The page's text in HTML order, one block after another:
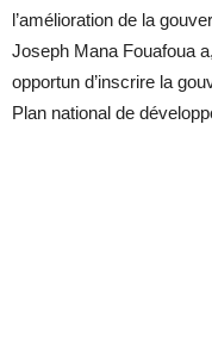
l’amélioration de la
Joseph Mana Fouafoua
opportun d’inscrire la
Plan national de